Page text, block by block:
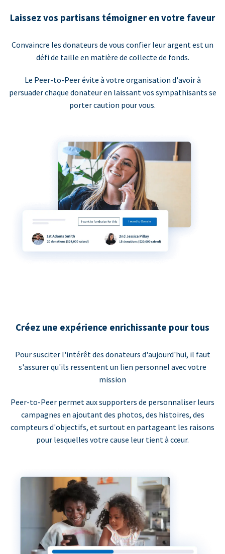
Laissez vos partisans témoigner en votre faveur
Convaincre les donateurs de vous confier leur argent est un
défi de taille en matière de collecte de fonds.
Le Peer-to-Peer évite à votre organisation d'avoir à
persuader chaque donateur en laissant vos sympathisants se
porter caution pour vous.
Créez une expérience enrichissante pour tous
Pour susciter l'intérêt des donateurs d'aujourd'hui, il faut
s'assurer qu'ils ressentent un lien personnel avec votre
mission
Peer-to-Peer permet aux supporters de personnaliser leurs
campagnes en ajoutant des photos, des histoires, des
compteurs d'objectifs, et surtout en partageant les raisons
pour lesquelles votre cause leur tient à cœur.